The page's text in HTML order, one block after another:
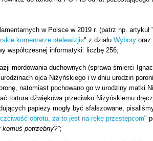
w Polsce w 2019 r. (patrz np. artykuł "
komentarze »telewizji«" z działu Wybory oraz
współczesnej informatyki: liczbę 256;
mordowania duchownych (sprawa śmierci
ojca Niżyńskiego i w dniu urodzin
natomiast pochowano go w urodziny matki
tortura dźwiękowa przeciwko Niżyńskiemu
papieży mogły być sfałszowane,
obrotu, za to jest na rękę przestępcom"
komuś potrzebny?";